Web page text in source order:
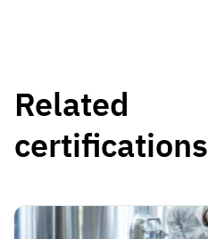
Related
certifications